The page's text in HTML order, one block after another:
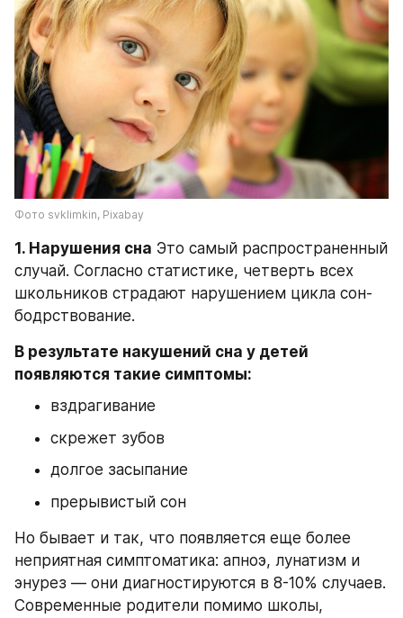
Фото svklimkin, Pixabay
1. Нарушения сна Это самый распространенный
случай. Согласно статистике, четверть всех
школьников страдают нарушением цикла сон-
бодрствование.
В результате накушений сна у детей
появляются такие симптомы:
вздрагивание
скрежет зубов
долгое засыпание
прерывистый сон
Но бывает и так, что появляется еще более
неприятная симптоматика: апноэ, лунатизм и
энурез — они диагностируются в 8-10% случаев.
Современные родители помимо школы,